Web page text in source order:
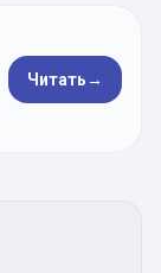
Читать→